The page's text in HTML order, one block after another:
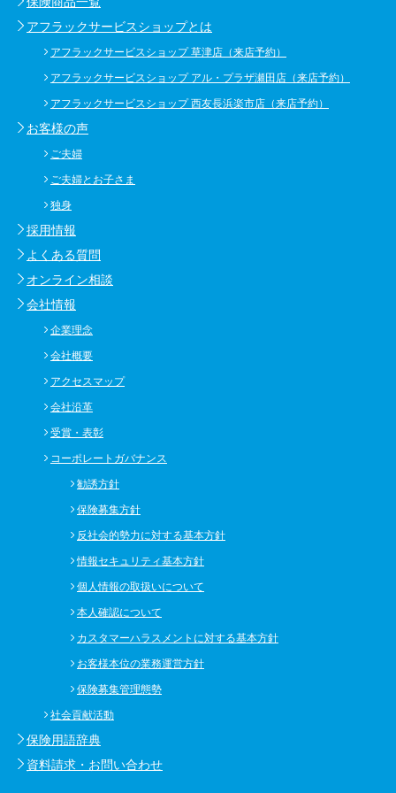
アフラックサービスショップとは
アフラックサービスショップ 草津店（来店予約）
アフラックサービスショップ アル・プラザ瀬田店（来店予約）
アフラックサービスショップ 西友長浜楽市店（来店予約）
お客様の声
ご夫婦
ご夫婦とお子さま
独身
採用情報
よくある質問
オンライン相談
会社情報
企業理念
会社概要
アクセスマップ
会社沿革
受賞・表彰
コーポレートガバナンス
勧誘方針
保険募集方針
反社会的勢力に対する基本方針
情報セキュリティ基本方針
個人情報の取扱いについて
本人確認について
カスタマーハラスメントに対する基本方針
お客様本位の業務運営方針
保険募集管理態勢
社会貢献活動
保険用語辞典
資料請求・お問い合わせ